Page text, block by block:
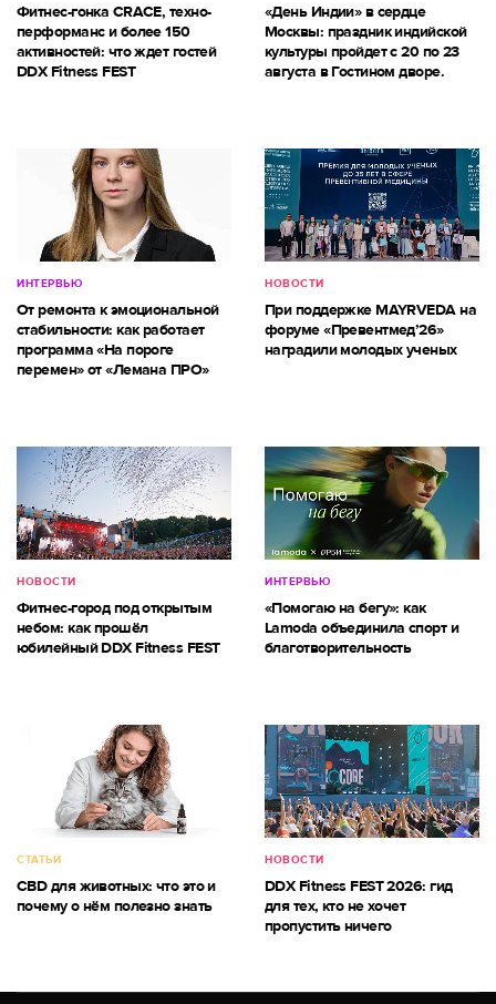
Фитнес-гонка CRACE, техно-
перформанс и более 150
активностей: что ждет гостей
DDX Fitness FEST
«День Индии» в сердце
Москвы: праздник индийской
культуры пройдет с 20 по 23
августа в Гостином дворе.
ИНТЕРВЬЮ
От ремонта к эмоциональной
стабильности: как работает
программа «На пороге
перемен» от «Лемана ПРО»
НОВОСТИ
При поддержке MAYRVEDA на
форуме «Превентмед’26»
наградили молодых ученых
НОВОСТИ
Фитнес-город под открытым
небом: как прошёл
юбилейный DDX Fitness FEST
ИНТЕРВЬЮ
«Помогаю на бегу»: как
Lamoda объединила спорт и
благотворительность
СТАТЬИ
CBD для животных: что это и
почему о нём полезно знать
НОВОСТИ
DDX Fitness FEST 2026: гид
для тех, кто не хочет
пропустить ничего